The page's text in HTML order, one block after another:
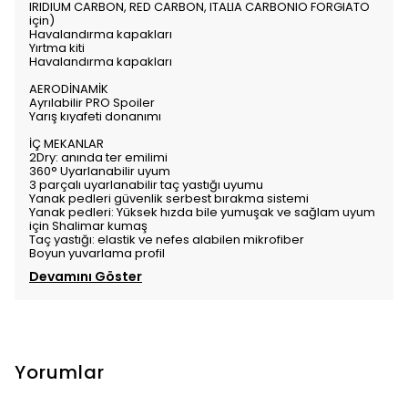
IRIDIUM CARBON, RED CARBON, ITALIA CARBONIO FORGIATO
için)
Havalandırma kapakları
Yırtma kiti
Havalandırma kapakları
AERODİNAMİK
Ayrılabilir PRO Spoiler
Yarış kıyafeti donanımı
İÇ MEKANLAR
2Dry: anında ter emilimi
360° Uyarlanabilir uyum
3 parçalı uyarlanabilir taç yastığı uyumu
Yanak pedleri güvenlik serbest bırakma sistemi
Yanak pedleri: Yüksek hızda bile yumuşak ve sağlam uyum
için Shalimar kumaş
Taç yastığı: elastik ve nefes alabilen mikrofiber
Boyun yuvarlama profil
Devamını Göster
Yorumlar